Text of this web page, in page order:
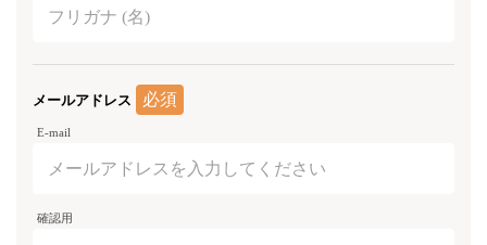
メールアドレス 必須
E-mail
確認用